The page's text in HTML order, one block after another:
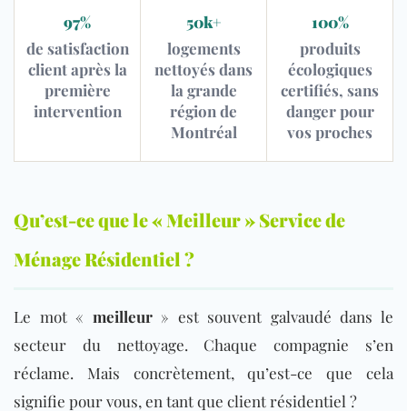
97%
de satisfaction
client après la
première
intervention
50k+
logements
nettoyés dans
la grande
région de
Montréal
100%
produits
écologiques
certifiés, sans
danger pour
vos proches
Qu’est-ce que le « Meilleur » Service de
Ménage Résidentiel ?
Le mot « meilleur» est souvent galvaudé dans le
secteur du nettoyage. Chaque compagnie s’en
réclame. Mais concrètement, qu’est-ce que cela
signifie pour vous, en tant que client résidentiel ?